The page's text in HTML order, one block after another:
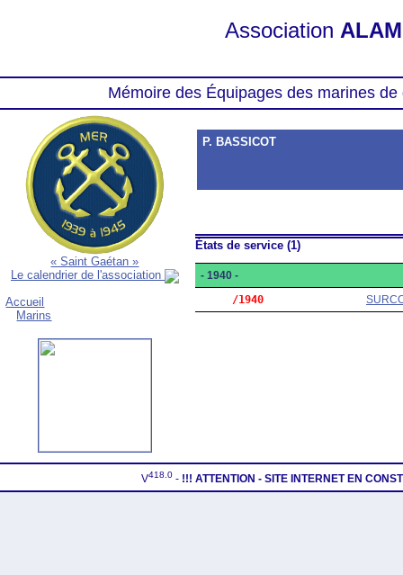
Association
Mémoire des Équipages des marines
« Saint Gaétan »
Le calendrier de l'association
Accueil
Marins
P. BASSICOT
États de service (1)
- 1940 -
     /1940
V418.0 - !!! ATTENTION - SITE INTERNET EN